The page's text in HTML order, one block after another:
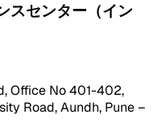
スセンター（イン
Office No 401-402,
Road, Aundh, Pune –